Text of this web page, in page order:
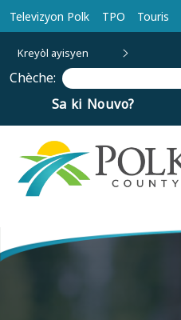
Ale nan kontni prensipal la
Televizyon Polk TPO Touris
Kreyòl ayisyen
Chèche:
Sa ki Nouvo?